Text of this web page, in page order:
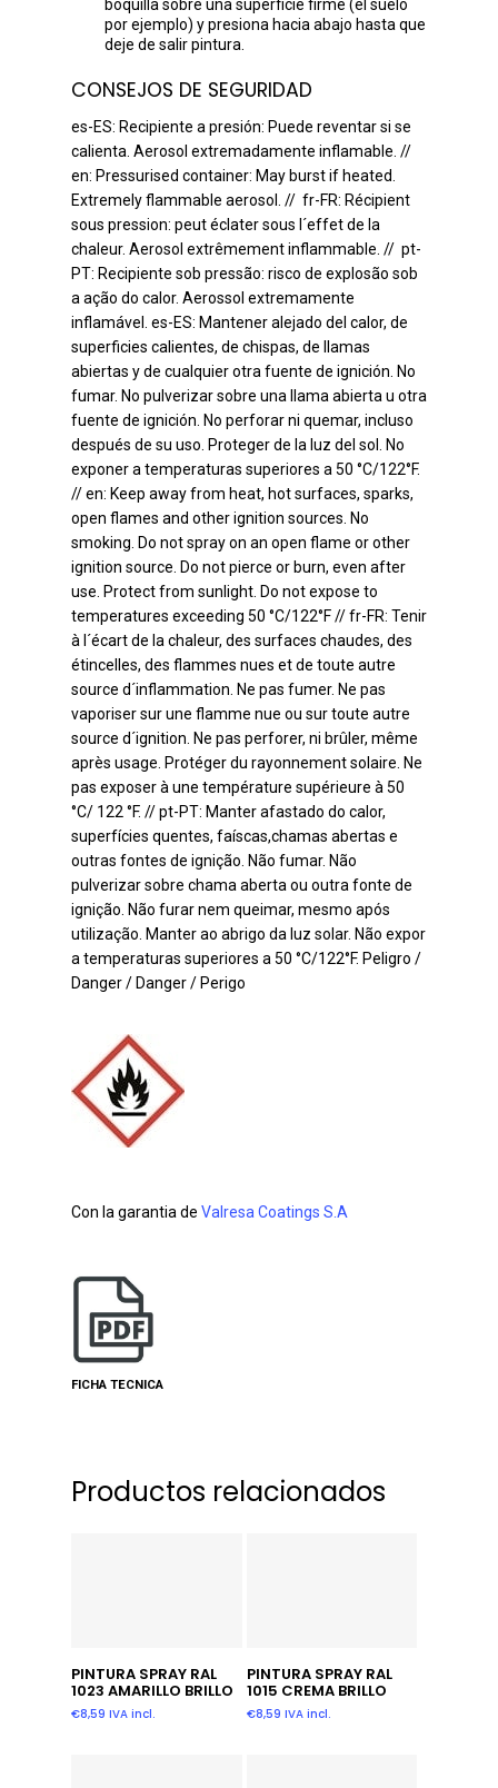
boquilla sobre una superficie firme (el suelo
por ejemplo) y presiona hacia abajo hasta que
deje de salir pintura.
CONSEJOS DE SEGURIDAD
es-ES: Recipiente a presión: Puede reventar si se
calienta. Aerosol extremadamente inflamable. //
en: Pressurised container: May burst if heated.
Extremely flammable aerosol. // fr-FR: Récipient
sous pression: peut éclater sous l´effet de la
chaleur. Aerosol extrêmement inflammable. // pt-
PT: Recipiente sob pressão: risco de explosão sob
a ação do calor. Aerossol extremamente
inflamável. es-ES: Mantener alejado del calor, de
superficies calientes, de chispas, de llamas
abiertas y de cualquier otra fuente de ignición. No
fumar. No pulverizar sobre una llama abierta u otra
fuente de ignición. No perforar ni quemar, incluso
después de su uso. Proteger de la luz del sol. No
exponer a temperaturas superiores a 50 °C/122°F.
// en: Keep away from heat, hot surfaces, sparks,
open flames and other ignition sources. No
smoking. Do not spray on an open flame or other
ignition source. Do not pierce or burn, even after
use. Protect from sunlight. Do not expose to
temperatures exceeding 50 °C/122°F // fr-FR: Tenir
à l´écart de la chaleur, des surfaces chaudes, des
étincelles, des flammes nues et de toute autre
source d´inflammation. Ne pas fumer. Ne pas
vaporiser sur une flamme nue ou sur toute autre
source d´ignition. Ne pas perforer, ni brûler, même
après usage. Protéger du rayonnement solaire. Ne
pas exposer à une température supérieure à 50
°C/ 122 °F. // pt-PT: Manter afastado do calor,
superfícies quentes, faíscas,chamas abertas e
outras fontes de ignição. Não fumar. Não
pulverizar sobre chama aberta ou outra fonte de
ignição. Não furar nem queimar, mesmo após
utilização. Manter ao abrigo da luz solar. Não expor
a temperaturas superiores a 50 °C/122°F. Peligro /
Danger / Danger / Perigo
Con la garantia de Valresa Coatings S.A
FICHA TECNICA
Productos relacionados
Añadir Al Carrito
PINTURA SPRAY RAL
1023 AMARILLO BRILLO
€8,59 IVA incl.
Añadir Al Carrito
PINTURA SPRAY RAL
1015 CREMA BRILLO
€8,59 IVA incl.